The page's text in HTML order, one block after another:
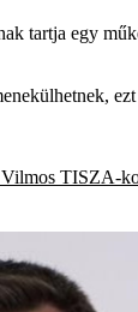
tartja egy
TISZA-